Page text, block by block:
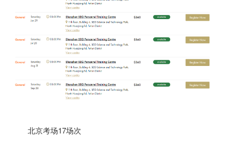
北京考场17场次